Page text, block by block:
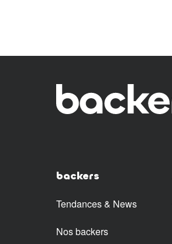
backers
Tendances & News
Nos backers